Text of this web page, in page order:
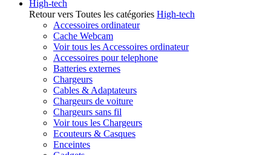
High-tech
Retour vers Toutes les catégories High-tech
Accessoires ordinateur
Cache Webcam
Voir tous les Accessoires ordinateur
Accessoires pour telephone
Batteries externes
Chargeurs
Cables & Adaptateurs
Chargeurs de voiture
Chargeurs sans fil
Voir tous les Chargeurs
Ecouteurs & Casques
Enceintes